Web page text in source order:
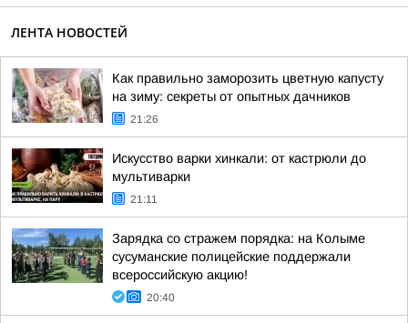
ЛЕНТА НОВОСТЕЙ
Как правильно заморозить цветную капусту
на зиму: секреты от опытных дачников
21:26
Искусство варки хинкали: от кастрюли до
мультиварки
21:11
Зарядка со стражем порядка: на Колыме
сусуманские полицейские поддержали
всероссийскую акцию!
20:40